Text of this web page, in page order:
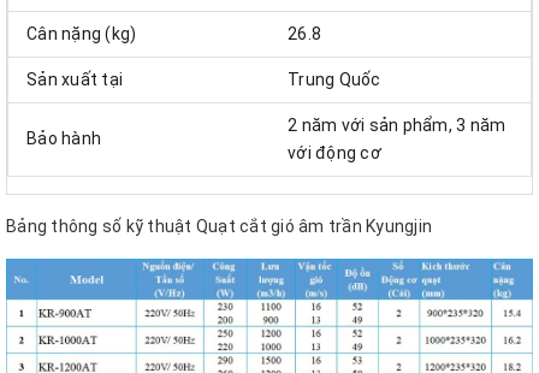
Cân nặng (kg) 26.8
Sản xuất tại Trung Quốc
Bảo hành
2 năm với sản phẩm, 3 năm
với động cơ
Bảng thông số kỹ thuật Quạt cắt gió âm trần Kyungjin